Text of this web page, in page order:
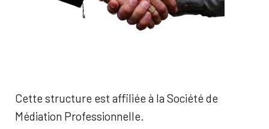
Cette structure est affiliée à la Société de
Médiation Professionnelle.